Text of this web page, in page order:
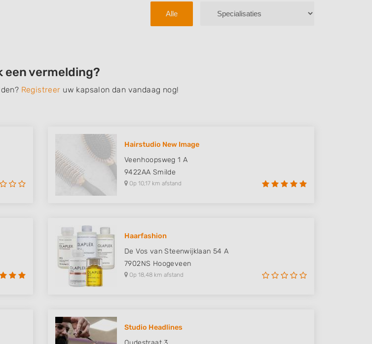
Alle
een vermelding?
Registreer uw kapsalon dan vandaag nog!
Hairstudio New Image
Veenhoopsweg 1 A
9422AA Smilde
Op 10,17 km afstand
Haarfashion
De Vos van Steenwijklaan 54 A
7902NS Hoogeveen
Op 18,48 km afstand
Studio Headlines